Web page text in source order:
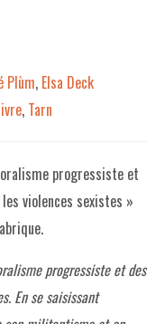
Plùm, Elsa Deck
, Tarn
progressiste et
violences sexistes »
progressiste et des
En se saisissant